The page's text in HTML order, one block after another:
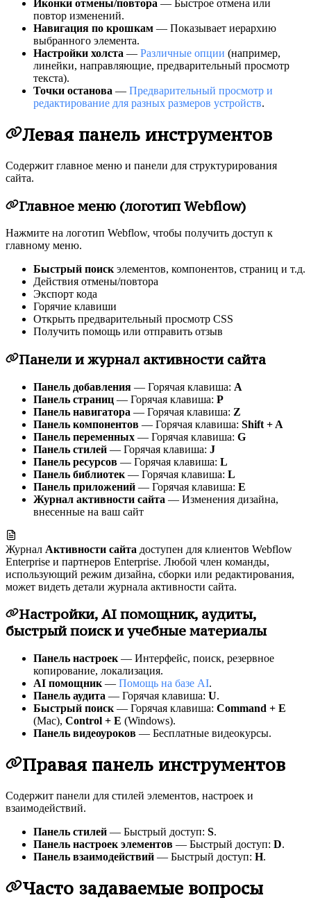
Иконки отмены/повтора — Быстрое отмена или
повтор изменений.
Навигация по крошкам — Показывает иерархию
выбранного элемента.
Настройки холста — Различные опции (например,
линейки, направляющие, предварительный просмотр
текста).
Точки останова — Предварительный просмотр и
редактирование для разных размеров устройств.
Левая панель инструментов
Содержит главное меню и панели для структурирования
сайта.
Главное меню (логотип Webflow)
Нажмите на логотип Webflow, чтобы получить доступ к
главному меню.
Быстрый поиск элементов, компонентов, страниц и т.д.
Действия отмены/повтора
Экспорт кода
Горячие клавиши
Открыть предварительный просмотр CSS
Получить помощь или отправить отзыв
Панели и журнал активности сайта
Панель добавления — Горячая клавиша: A
Панель страниц — Горячая клавиша: P
Панель навигатора — Горячая клавиша: Z
Панель компонентов — Горячая клавиша: Shift + A
Панель переменных — Горячая клавиша: G
Панель стилей — Горячая клавиша: J
Панель ресурсов — Горячая клавиша: L
Панель библиотек — Горячая клавиша: L
Панель приложений — Горячая клавиша: E
Журнал активности сайта — Изменения дизайна,
внесенные на ваш сайт
Журнал Активности сайта доступен для клиентов Webflow
Enterprise и партнеров Enterprise. Любой член команды,
использующий режим дизайна, сборки или редактирования,
может видеть детали журнала активности сайта.
Настройки, AI помощник, аудиты,
быстрый поиск и учебные материалы
Панель настроек — Интерфейс, поиск, резервное
копирование, локализация.
AI помощник — Помощь на базе AI.
Панель аудита — Горячая клавиша: U.
Быстрый поиск — Горячая клавиша: Command + E
(Mac), Control + E (Windows).
Панель видеоуроков — Бесплатные видеокурсы.
Правая панель инструментов
Содержит панели для стилей элементов, настроек и
взаимодействий.
Панель стилей — Быстрый доступ: S.
Панель настроек элементов — Быстрый доступ: D.
Панель взаимодействий — Быстрый доступ: H.
Часто задаваемые вопросы